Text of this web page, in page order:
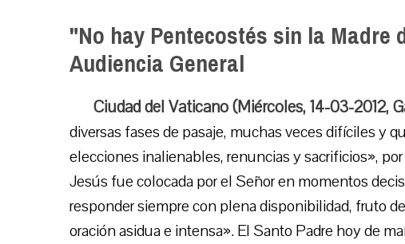
"No hay Pentecostés sin la Madre
Audiencia General
Ciudad del Vaticano (Miércoles, 14-03-2012,
diversas fases de pasaje, muchas veces difíciles y
elecciones inalienables, renuncias y sacrificios»,
Jesús fue colocada por el Señor en momentos
responder siempre con plena disponibilidad, fruto
oración asidua e intensa». El Santo Padre hoy de